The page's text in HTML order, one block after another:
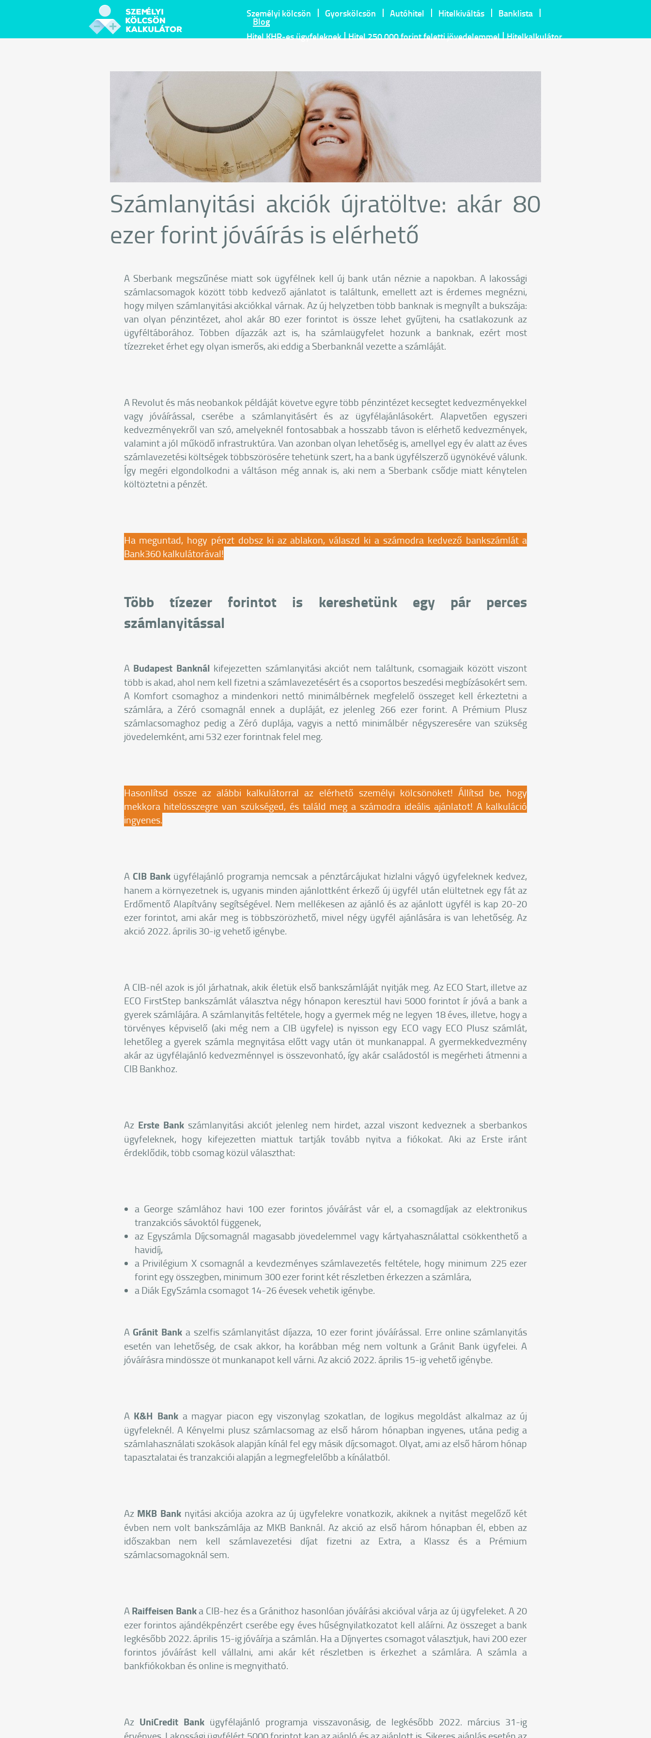
Személyi kölcsön Gyorskölcsön Autóhitel Hitelkiváltás Banklista
Blog
Hitel KHR-es ügyfeleknek Hitel 250.000 forint feletti jövedelemmel Hitelkalkulátor
Számlanyitási akciók újratöltve: akár 80
ezer forint jóváírás is elérhető
A Sberbank megszűnése miatt sok ügyfélnek kell új bank után néznie a napokban. A lakossági
számlacsomagok között több kedvező ajánlatot is találtunk, emellett azt is érdemes megnézni,
hogy milyen számlanyitási akciókkal várnak. Az új helyzetben több banknak is megnyílt a bukszája:
van olyan pénzintézet, ahol akár 80 ezer forintot is össze lehet gyűjteni, ha csatlakozunk az
ügyféltáborához. Többen díjazzák azt is, ha számlaügyfelet hozunk a banknak, ezért most
tízezreket érhet egy olyan ismerős, aki eddig a Sberbanknál vezette a számláját.
A Revolut és más neobankok példáját követve egyre több pénzintézet kecsegtet kedvezményekkel
vagy jóváírással, cserébe a számlanyitásért és az ügyfélajánlásokért. Alapvetően egyszeri
kedvezményekről van szó, amelyeknél fontosabbak a hosszabb távon is elérhető kedvezmények,
valamint a jól működő infrastruktúra. Van azonban olyan lehetőség is, amellyel egy év alatt az éves
számlavezetési költségek többszörösére tehetünk szert, ha a bank ügyfélszerző ügynökévé válunk.
Így megéri elgondolkodni a váltáson még annak is, aki nem a Sberbank csődje miatt kénytelen
költöztetni a pénzét.
Ha meguntad, hogy pénzt dobsz ki az ablakon, válaszd ki a számodra kedvező bankszámlát a
Bank360 kalkulátorával!
Több tízezer forintot is kereshetünk egy pár perces
számlanyitással
A Budapest Banknál kifejezetten számlanyitási akciót nem találtunk, csomagjaik között viszont
több is akad, ahol nem kell fizetni a számlavezetésért és a csoportos beszedési megbízásokért sem.
A Komfort csomaghoz a mindenkori nettó minimálbérnek megfelelő összeget kell érkeztetni a
számlára, a Zéró csomagnál ennek a dupláját, ez jelenleg 266 ezer forint. A Prémium Plusz
számlacsomaghoz pedig a Zéró duplája, vagyis a nettó minimálbér négyszeresére van szükség
jövedelemként, ami 532 ezer forintnak felel meg.
Hasonlítsd össze az alábbi kalkulátorral az elérhető személyi kölcsönöket! Állítsd be, hogy
mekkora hitelösszegre van szükséged, és találd meg a számodra ideális ajánlatot! A kalkuláció
ingyenes.
A CIB Bankügyfélajánló programja nemcsak a pénztárcájukat hizlalni vágyó ügyfeleknek kedvez,
hanem a környezetnek is, ugyanis minden ajánlottként érkező új ügyfél után elültetnek egy fát az
Erdőmentő Alapítvány segítségével. Nem mellékesen az ajánló és az ajánlott ügyfél is kap 20-20
ezer forintot, ami akár meg is többszörözhető, mivel négy ügyfél ajánlására is van lehetőség. Az
akció 2022. április 30-ig vehető igénybe.
A CIB-nél azok is jól járhatnak, akik életük első bankszámláját nyitják meg. Az ECO Start, illetve az
ECO FirstStep bankszámlát választva négy hónapon keresztül havi 5000 forintot ír jóvá a bank a
gyerek számlájára. A számlanyitás feltétele, hogy a gyermek még ne legyen 18 éves, illetve, hogy a
törvényes képviselő (aki még nem a CIB ügyfele) is nyisson egy ECO vagy ECO Plusz számlát,
lehetőleg a gyerek számla megnyitása előtt vagy után öt munkanappal. A gyermekkedvezmény
akár az ügyfélajánló kedvezménnyel is összevonható, így akár családostól is megérheti átmenni a
CIB Bankhoz.
Az Erste Bankszámlanyitási akciót jelenleg nem hirdet, azzal viszont kedveznek a sberbankos
ügyfeleknek, hogy kifejezetten miattuk tartják tovább nyitva a fiókokat. Aki az Erste iránt
érdeklődik, több csomag közül választhat:
a George számlához havi 100 ezer forintos jóváírást vár el, a csomagdíjak az elektronikus
tranzakciós sávoktól függenek,
az Egyszámla Díjcsomagnál magasabb jövedelemmel vagy kártyahasználattal csökkenthető a
havidíj,
a Privilégium X csomagnál a kevdezményes számlavezetés feltétele, hogy minimum 225 ezer
forint egy összegben, minimum 300 ezer forint két részletben érkezzen a számlára,
a Diák EgySzámla csomagot 14-26 évesek vehetik igénybe.
A Gránit Bank a szelfis számlanyitást díjazza, 10 ezer forint jóváírással. Erre online számlanyitás
esetén van lehetőség, de csak akkor, ha korábban még nem voltunk a Gránit Bank ügyfelei. A
jóváírásra mindössze öt munkanapot kell várni. Az akció 2022. április 15-ig vehető igénybe.
A K&H Bank a magyar piacon egy viszonylag szokatlan, de logikus megoldást alkalmaz az új
ügyfeleknél. A Kényelmi plusz számlacsomag az első három hónapban ingyenes, utána pedig a
számlahasználati szokások alapján kínál fel egy másik díjcsomagot. Olyat, ami az első három hónap
tapasztalatai és tranzakciói alapján a legmegfelelőbb a kínálatból.
Az MKB Bank nyitási akciója azokra az új ügyfelekre vonatkozik, akiknek a nyitást megelőző két
évben nem volt bankszámlája az MKB Banknál. Az akció az első három hónapban él, ebben az
időszakban nem kell számlavezetési díjat fizetni az Extra, a Klassz és a Prémium
számlacsomagoknál sem.
ARaiffeisen Banka CIB-hez és a Gránithoz hasonlóan jóváírási akcióval várja az új ügyfeleket. A 20
ezer forintos ajándékpénzért cserébe egy éves hűségnyilatkozatot kell aláírni. Az összeget a bank
legkésőbb 2022. április 15-ig jóváírja a számlán. Ha a Díjnyertes csomagot választjuk, havi 200 ezer
forintos jóváírást kell vállalni, ami akár két részletben is érkezhet a számlára. A számla a
bankfiókokban és online is megnyitható.
Az UniCredit Bankügyfélajánló programja visszavonásig, de legkésőbb 2022. március 31-ig